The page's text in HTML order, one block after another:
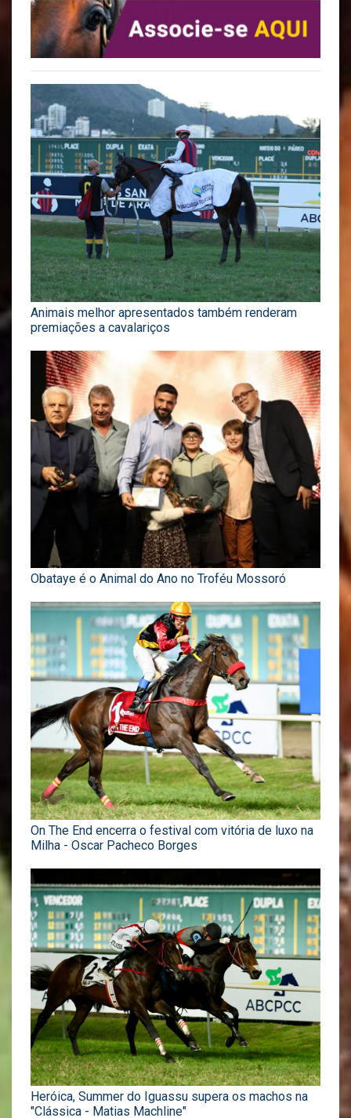
Animais melhor apresentados também renderam
premiações a cavalariços
Obataye é o Animal do Ano no Troféu Mossoró
On The End encerra o festival com vitória de luxo na
Milha - Oscar Pacheco Borges
Heróica, Summer do Iguassu supera os machos na
"Clássica - Matias Machline"